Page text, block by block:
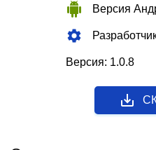
Версия
Версия: 1.0.8